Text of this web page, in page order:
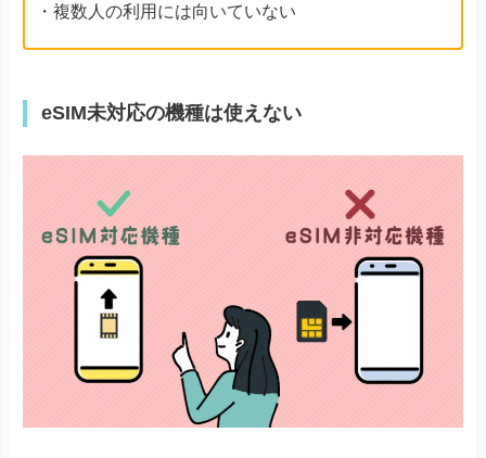
・複数人の利用には向いていない
eSIM未対応の機種は使えない